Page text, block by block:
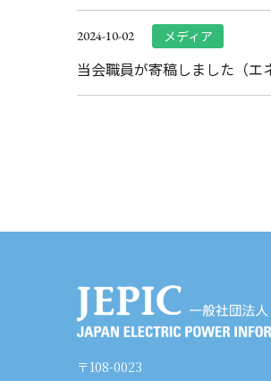
2024-10-02 メディア
当会職員が寄稿しました（エ
〒108-0023